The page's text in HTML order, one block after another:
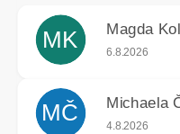
MK Magda
Hodnocení
6.8.2026
MČ Michaela
Hodnocení
4.8.2026